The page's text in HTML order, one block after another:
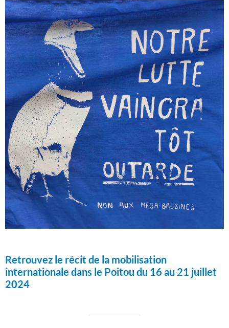
Retrouvez le récit de la mobilisation
internationale dans le Poitou du 16 au 21 juillet
2024